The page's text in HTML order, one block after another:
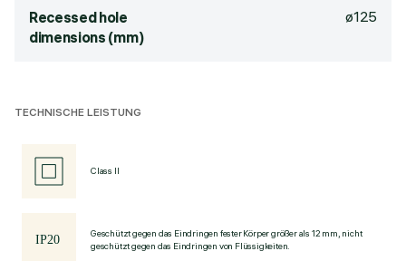
Recessed hole
dimensions (mm)
ø125
TECHNISCHE LEISTUNG
Class II
Geschützt gegen das Eindringen fester Körper größer als 12 mm, nicht
geschützt gegen das Eindringen von Flüssigkeiten.